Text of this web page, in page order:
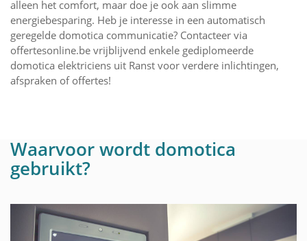
alleen het comfort, maar doe je ook aan slimme
energiebesparing. Heb je interesse in een automatisch
geregelde domotica communicatie? Contacteer via
offertesonline.be vrijblijvend enkele gediplomeerde
domotica elektriciens uit Ranst voor verdere inlichtingen,
afspraken of offertes!
Waarvoor wordt domotica
gebruikt?